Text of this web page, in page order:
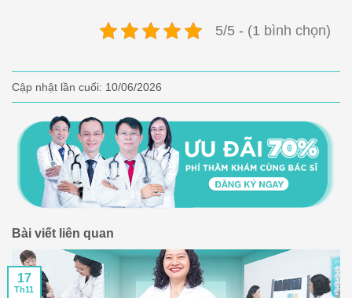
5/5 - (1 bình chọn)
Cập nhật lần cuối: 10/06/2026
Bài viết liên quan
17
Th11